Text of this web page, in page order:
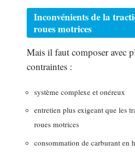
Inconvénients de la
roues motrices
Mais il faut composer avec
contraintes :
système complexe et onéreux
entretien plus exigeant que les
roues motrices
consommation de carburant en